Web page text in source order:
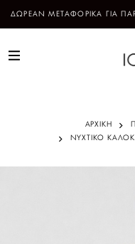
ΔΩΡΕΑΝ ΜΕΤΑΦΟΡΙΚΑ ΓΙΑ
ΑΡΧΙΚΗ
ΝΥΧΤΙΚΟ